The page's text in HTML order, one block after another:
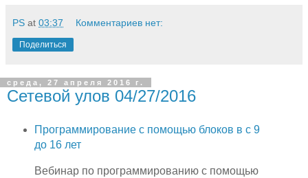
PS at 03:37 Комментариев нет:
Поделиться
среда, 27 апреля 2016 г.
Сетевой улов 04/27/2016
Программирование с помощью блоков в с 9
до 16 лет
Вебинар по программированию с помощью